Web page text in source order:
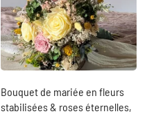
Bouquet de mariée en fleurs
stabilisées & roses éternelles,